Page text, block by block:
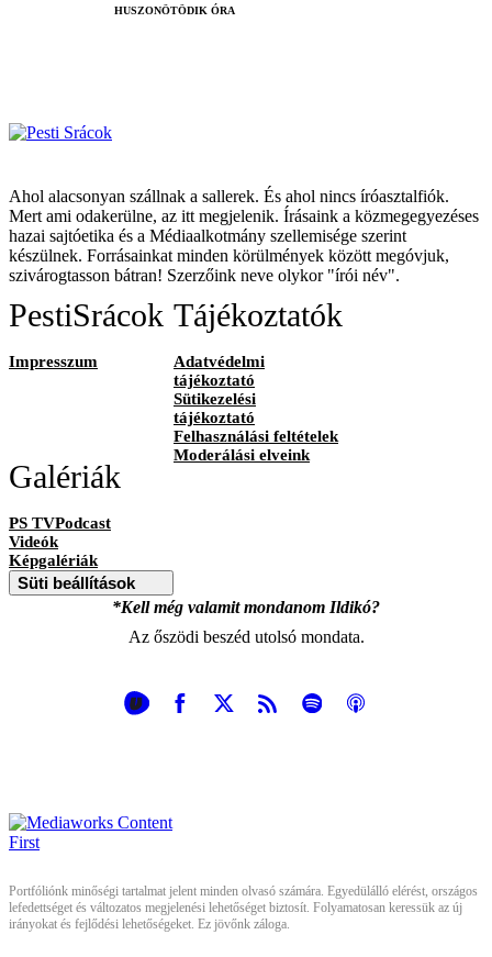
HUSZONÖTÖDIK ÓRA
Ahol alacsonyan szállnak a sallerek. És ahol nincs íróasztalfiók.
Mert ami odakerülne, az itt megjelenik. Írásaink a közmegegyezéses
hazai sajtóetika és a Médiaalkotmány szellemisége szerint
készülnek. Forrásainkat minden körülmények között megóvjuk,
szivárogtasson bátran! Szerzőink neve olykor "írói név".
PestiSrácok
Impresszum
Tájékoztatók
Adatvédelmi
tájékoztató
Sütikezelési
tájékoztató
Felhasználási feltételek
Moderálási elveink
Galériák
PS TVPodcast
Videók
Képgalériák
Süti beállítások
*Kell még valamit mondanom Ildikó?
Az őszödi beszéd utolsó mondata.
Portfóliónk minőségi tartalmat jelent minden olvasó számára. Egyedülálló elérést, országos
lefedettséget és változatos megjelenési lehetőséget biztosít. Folyamatosan keressük az új
irányokat és fejlődési lehetőségeket. Ez jövőnk záloga.